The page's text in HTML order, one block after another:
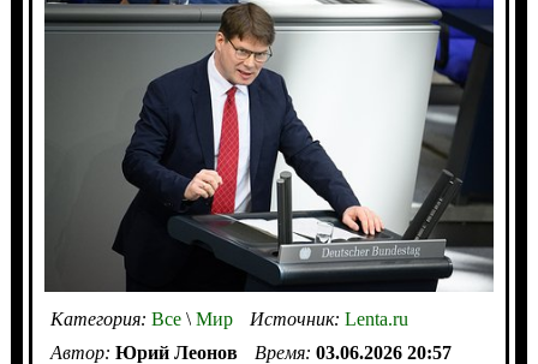
Категория: Все\Мир Источник: Lenta.ru
Автор: Юрий Леонов Время: 03.06.2026 20:57